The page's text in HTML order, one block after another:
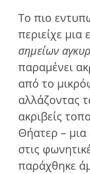
Το πιο
περιείχε µια
σηµείων
παραµένει
από το
αλλάζοντας
ακριβείς
Θήατερ – µια
στις
παράχθηκε